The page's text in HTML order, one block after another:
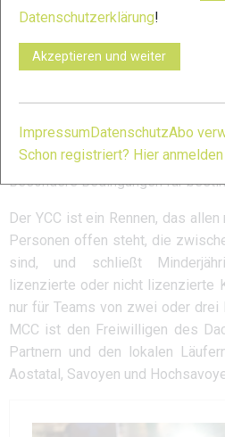
Für CCC: Besitz eines
Für OCC: Besitz eines
Zum Abschluss des
gültiger UTMB-Index
Kategorie ist erforderlich.
Besondere Bedingungen für
Der YCC ist ein Rennen, das
Personen offen steht, die
sind, und schließt
lizenzierte oder nicht lizenzierte
nur für Teams von zwei oder
MCC ist den Freiwilligen des
Partnern und den lokalen
Aostatal, Savoyen und
Datenschutzerklärung!
Akzeptieren und weiter
ImpressumDatenschutzAbo
Schon registriert? Hier anmelden